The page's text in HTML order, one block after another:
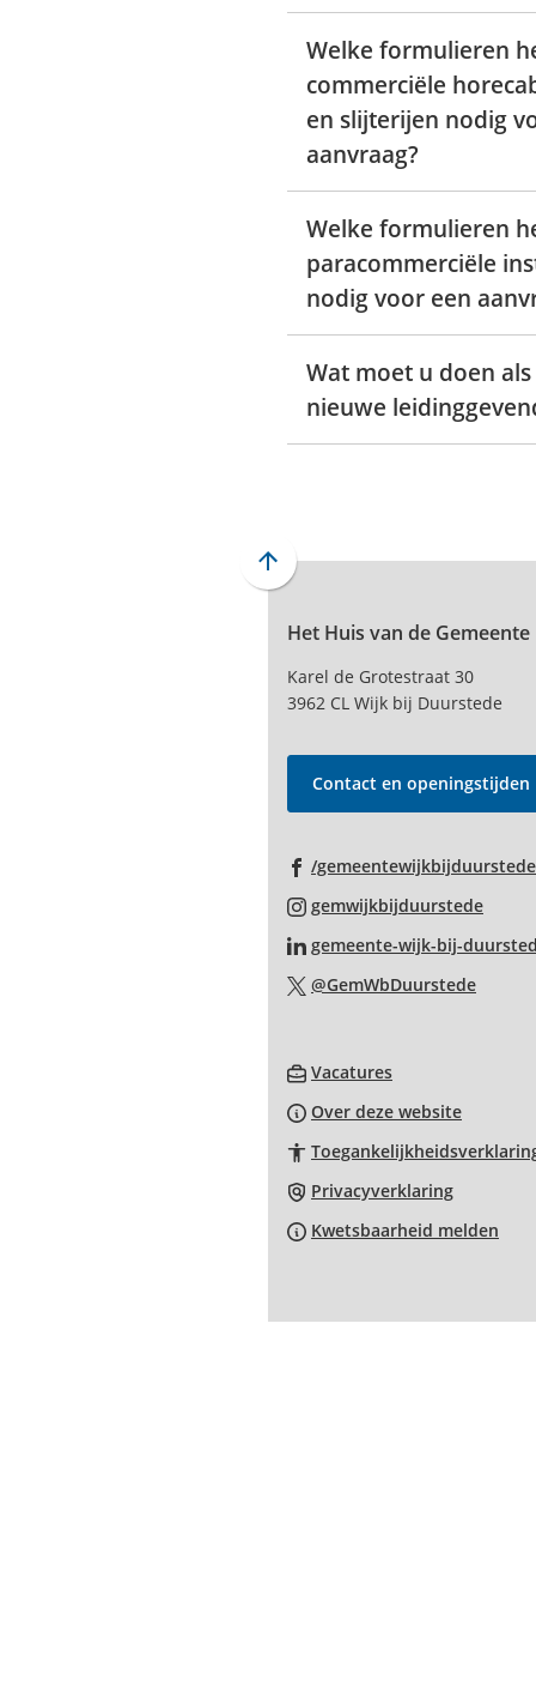
Welke formulieren
commerciële
en slijterijen nodig
aanvraag?
Welke formulieren
paracommerciële
nodig voor een
Wat moet u doen
nieuwe
Scroll
boven
het
van
paginainhoud
Het Huis van de Gemeente
Karel de Grotestraat 30
3962 CL Wijk bij Duurstede
Contact en openingstijden
/gemeentewijkbijduurstede
gemwijkbijduurstede
naar
gemeente-wijk-bij-
@GemWbDuurstede
Vacatures(Verwijst
naar
externe
website)
Over deze website
Privacyverklaring
Kwetsbaarheid melden